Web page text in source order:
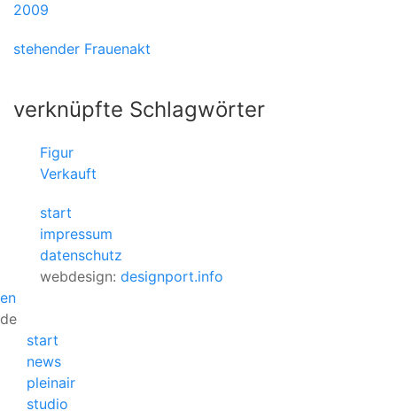
2009
stehender Frauenakt
verknüpfte Schlagwörter
Figur
Verkauft
start
impressum
datenschutz
webdesign: designport.info
en
de
start
news
pleinair
studio